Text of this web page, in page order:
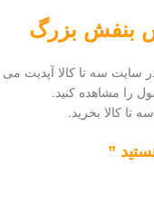
بنفش بزرگ
سایت سه تا کالا آپدیت می
را مشاهده کنید.
تا کالا بخرید.
”